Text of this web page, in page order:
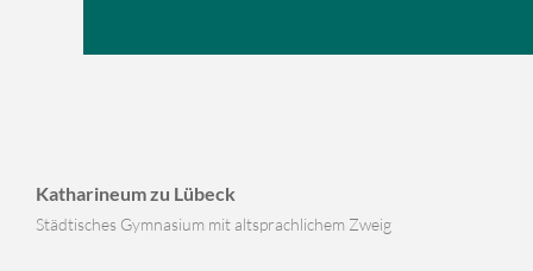
Katharineum zu Lübeck
Städtisches Gymnasium mit altsprachlichem Zweig